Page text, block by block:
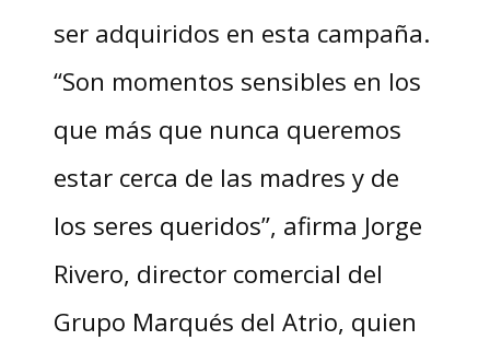
ser adquiridos en esta campaña.
“Son momentos sensibles en los
que más que nunca queremos
estar cerca de las madres y de
los seres queridos”, afirma Jorge
Rivero, director comercial del
Grupo Marqués del Atrio, quien